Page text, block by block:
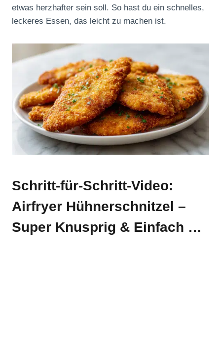
etwas herzhafter sein soll. So hast du ein schnelles,
leckeres Essen, das leicht zu machen ist.
Schritt-für-Schritt-Video:
Airfryer Hühnerschnitzel –
Super Knusprig & Einfach …